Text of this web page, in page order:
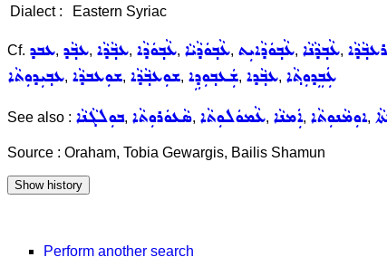
Dialect :
Eastern Syriac
Cf. ܥܒܕ, ܥܒ݂ܵܕ, ܥܒ݂ܵܕܵܐ, ܥܵܒ݂ܘܿܕܵܐ, ܥܵܒ݂ܘܿܕܵܝܵܐ, ܥܵܒ݂ܘܿܕܵܐܝܼܬ, ܥܵܒ݂ܕܵܢܵܐ,
ܥܒ݂ܝܼܕܘܼܬܵܐ, ܫܘܼܥܒܕܵܐ, ܫܘܼܥܒ݂ܵܕܵܐ, ܫܲܥܒ݂ܘܼܕܹܐ, ܥܒ݂ܵܕܐ, ܥܲܒܸܕܘܼܬ݂ܵܐ
See also : ܒܘܼܠܓܵܢܵܐ, ܣܵܥܘܿܪܘܼܬܵܐ, ܥܵܡܘܿܠܘܼܬܵܐ, ܐܲܡܢܵܐ, ܐܘܼܡܵܢܘܼܬܵܐ,
Source : Oraham, Tobia Gewargis, Bailis Shamun
Perform another search